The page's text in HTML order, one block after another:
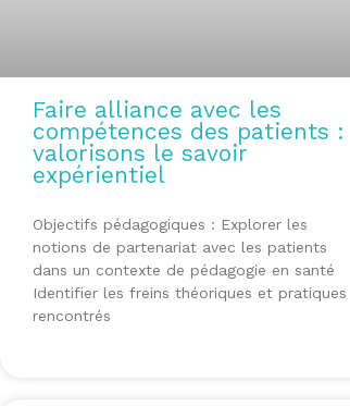
Faire alliance avec les
compétences des patients :
valorisons le savoir
expérientiel
Objectifs pédagogiques : Explorer les
notions de partenariat avec les patients
dans un contexte de pédagogie en santé
Identifier les freins théoriques et pratiques
rencontrés